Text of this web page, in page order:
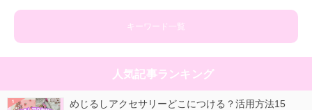
キーワード一覧
人気記事ランキング
めじるしアクセサリーどこにつける？活用方法15